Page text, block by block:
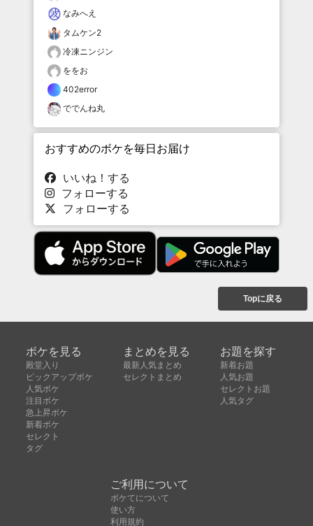
なみへえ
タムケン2
冷凍ニンジン
ををお
402error
ででんね丸
おすすめのボケを毎日お届け
いいね！する
フォローする
フォローする
Topに戻る
ボケを見る
殿堂入り
ピックアップボケ
人気ボケ
注目ボケ
急上昇ボケ
新着ボケ
セレクト
タグ
まとめを見る
最新人気まとめ
セレクトまとめ
お題を探す
新着お題
人気お題
セレクトお題
人気タグ
ご利用について
ボケてについて
使い方
利用規約